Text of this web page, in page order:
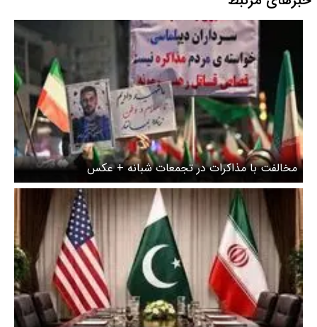
مخالفت با مذاکرات در تجمعات شبانه + عکس